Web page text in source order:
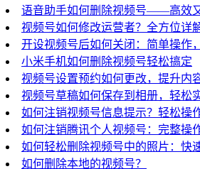
语音助手如何删除视频号——高效
视频号如何修改运营者？全方位详
开设视频号后如何关闭：简单操作
小米手机如何删除视频号轻松搞定
视频号设置预约如何更改，提升内
视频号草稿如何保存到相册，轻松
如何注销视频号信息提示？轻松操
如何注销腾讯个人视频号：完整操
如何轻松删除视频号中的照片：快
如何删除本地的视频号？